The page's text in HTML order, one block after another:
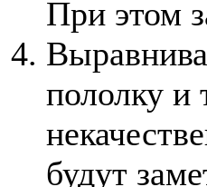
При этом
пололку и
будут